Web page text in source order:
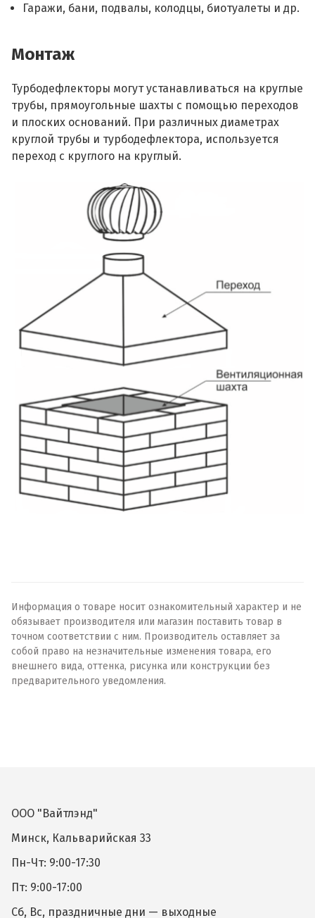
Гаражи, бани, подвалы, колодцы, биотуалеты и др.
Монтаж
Турбодефлекторы могут устанавливаться на круглые
трубы, прямоугольные шахты с помощью переходов
и плоских оснований. При различных диаметрах
круглой трубы и турбодефлектора, используется
переход с круглого на круглый.
Информация о товаре носит ознакомительный характер и не
обязывает производителя или магазин поставить товар в
точном соответствии с ним. Производитель оставляет за
собой право на незначительные изменения товара, его
внешнего вида, оттенка, рисунка или конструкции без
предварительного уведомления.
ООО "Вайтлэнд"
Минск, Кальварийская 33
Пн-Чт: 9:00-17:30
Пт: 9:00-17:00
Сб, Вс, праздничные дни — выходные